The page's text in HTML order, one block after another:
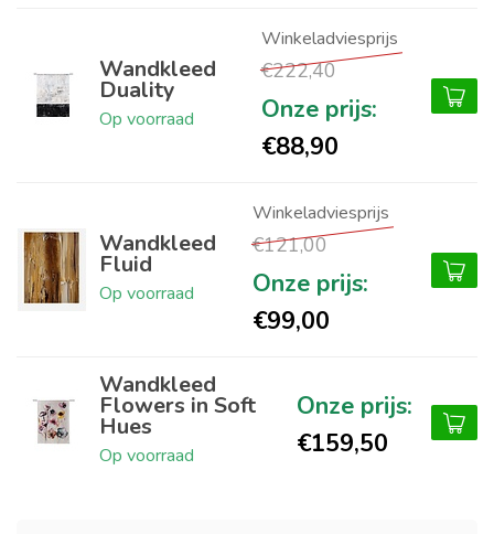
Wandkleed
Duality
Op voorraad
€222,40
€88,90
Wandkleed
Fluid
Op voorraad
€121,00
€99,00
Wandkleed
Flowers in Soft
Hues
Op voorraad €159,50